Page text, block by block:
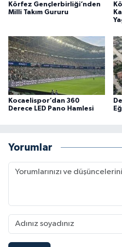
Körfez Gençlerbirliği’nden
Milli Takım Gururu
Kocaelispor’dan 360
Derece LED Pano Hamlesi
Yorumlar